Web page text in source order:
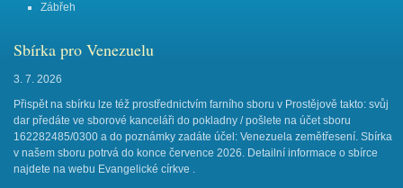
Zábřeh
Sbírka pro Venezuelu
3. 7. 2026
Přispět na sbírku lze též prostřednictvím farního sboru v Prostějově takto: svůj
dar předáte ve sborové kanceláři do pokladny / pošlete na účet sboru
162282485/0300 a do poznámky zadáte účel: Venezuela zemětřesení. Sbírka
v našem sboru potrvá do konce července 2026. Detailní informace o sbírce
najdete na webu Evangelické církve .